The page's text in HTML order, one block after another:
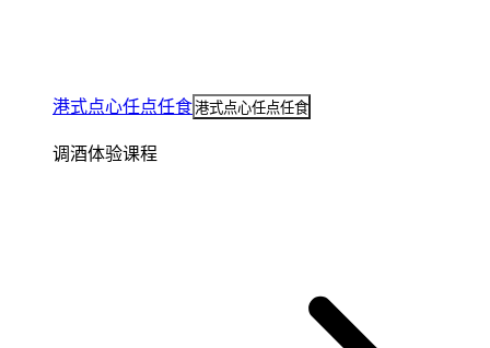
港式点心任点任食港式点心任点任食
调酒体验课程